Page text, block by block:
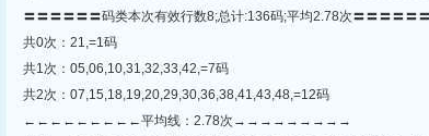
〓〓〓〓〓〓码类本次有效行数8;总计:136码;平均2.78次〓〓〓〓〓〓
共0次：21,=1码
共1次：05,06,10,31,32,33,42,=7码
共2次：07,15,18,19,20,29,30,36,38,41,43,48,=12码
←←←←←←←←←平均线：2.78次→→→→→→→→→